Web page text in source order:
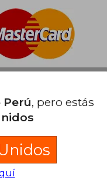
Perú, pero estás